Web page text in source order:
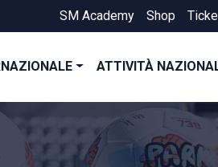
SM Academy Shop
ATTIVITÀ